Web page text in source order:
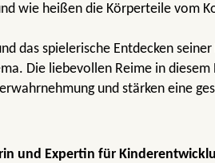
wie heißen die Körperteile vom
das spielerische Entdecken
Die liebevollen Reime in
und stärken eine
und Expertin für